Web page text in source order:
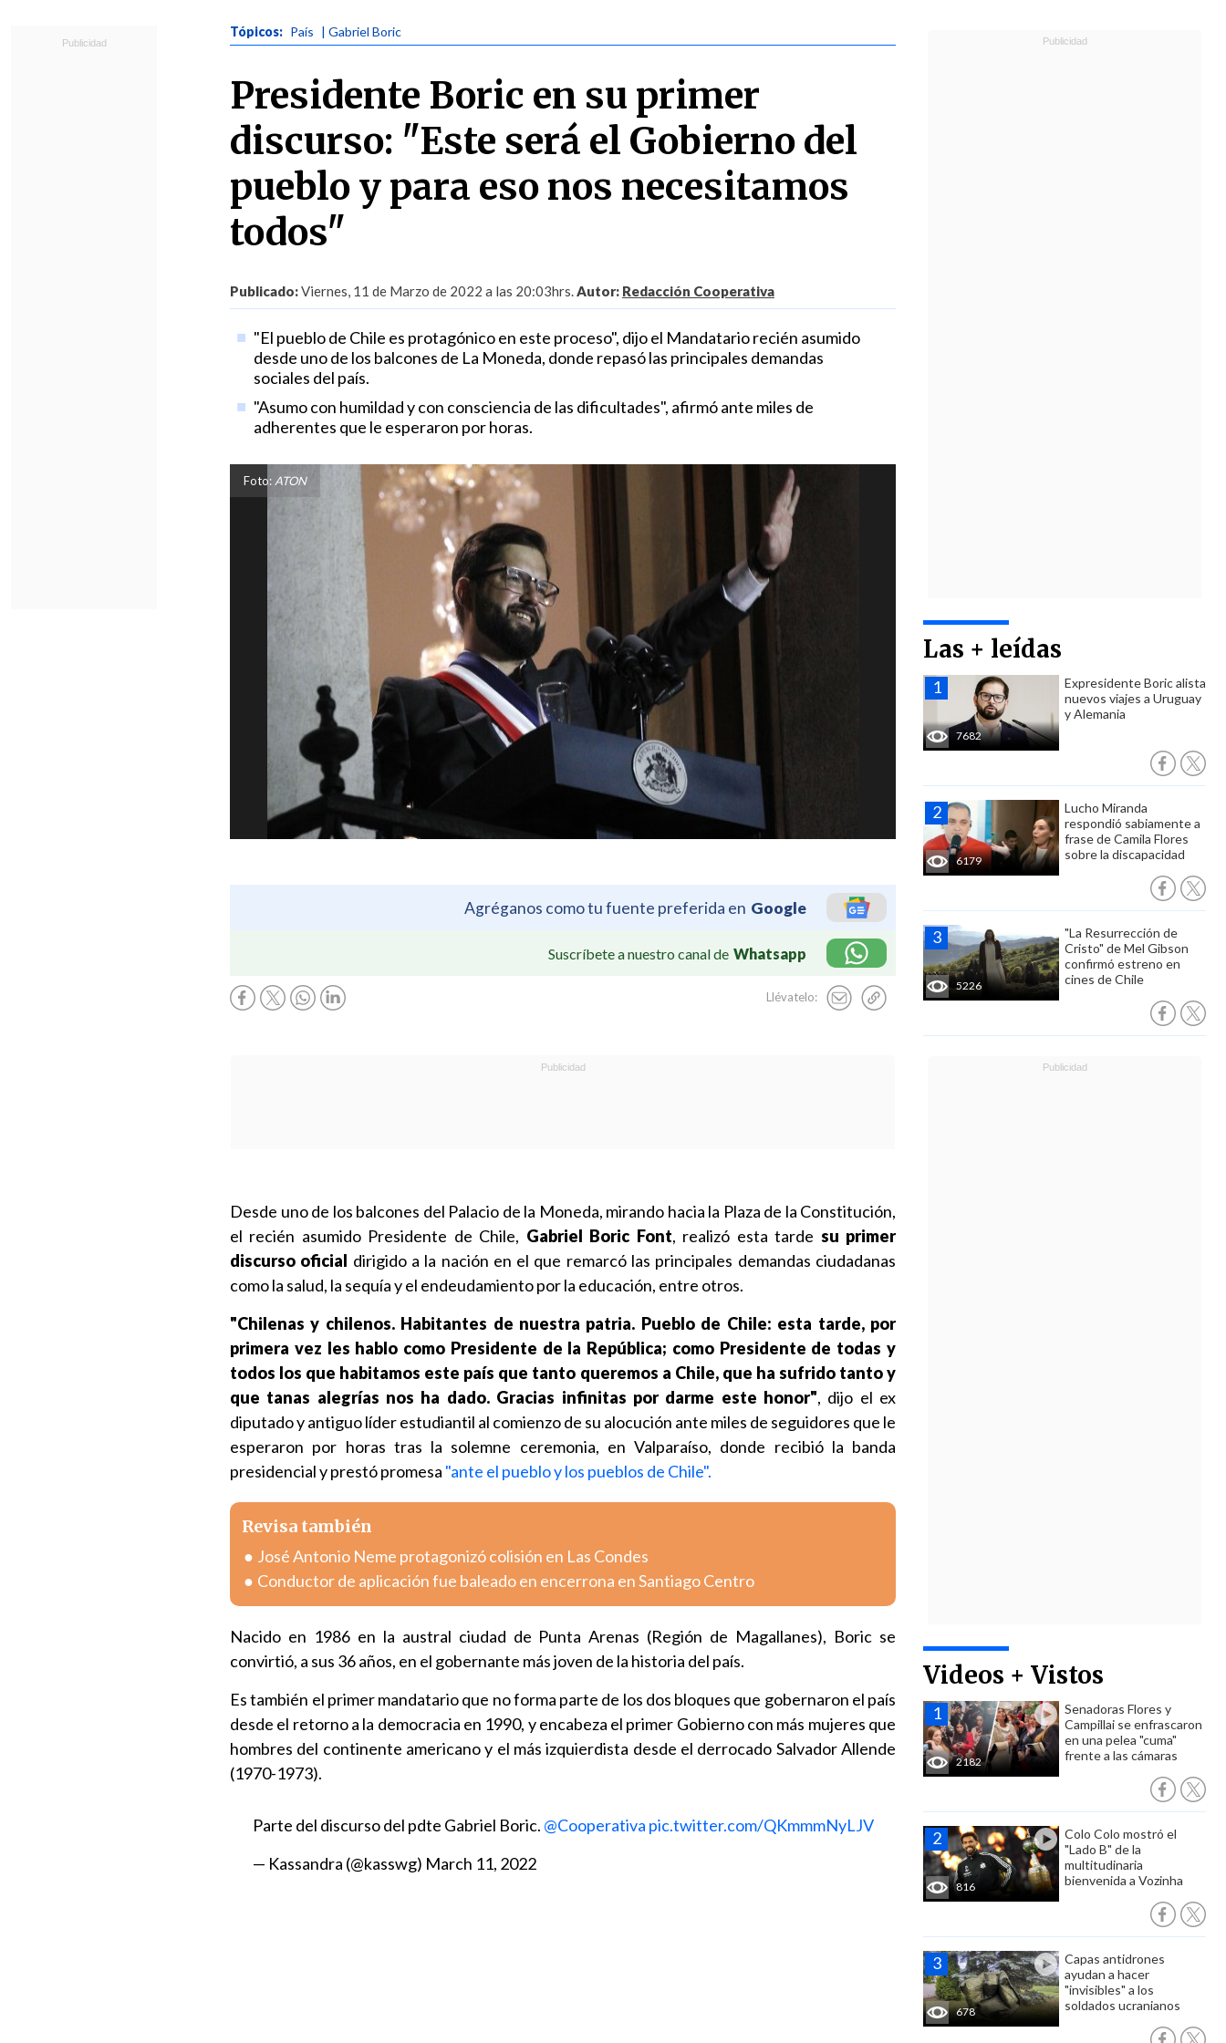
Tópicos: País | Gabriel Boric
Presidente Boric en su primer
discurso: "Este será el Gobierno del
pueblo y para eso nos necesitamos
todos"
Publicado:Viernes, 11 de Marzo de 2022 a las 20:03hrs.Autor: Redacción Cooperativa
"El pueblo de Chile es protagónico en este proceso", dijo el Mandatario recién asumido
desde uno de los balcones de La Moneda, donde repasó las principales demandas
sociales del país.
"Asumo con humildad y con consciencia de las dificultades", afirmó ante miles de
adherentes que le esperaron por horas.
Foto: ATON
Agréganos como tu fuente preferida en Google
Suscríbete a nuestro canal de Whatsapp
Llévatelo:
Las + leídas
7682
Expresidente Boric alista
nuevos viajes a Uruguay
y Alemania
6179
Lucho Miranda
respondió sabiamente a
frase de Camila Flores
sobre la discapacidad
5226
"La Resurrección de
Cristo" de Mel Gibson
confirmó estreno en
cines de Chile
Videos + Vistos
2182
Senadoras Flores y
Campillai se enfrascaron
en una pelea "cuma"
frente a las cámaras
816
Colo Colo mostró el
"Lado B" de la
multitudinaria
bienvenida a Vozinha
678
Capas antidrones
ayudan a hacer
"invisibles" a los
soldados ucranianos
Desde uno de los balcones del Palacio de la Moneda, mirando hacia la Plaza de la Constitución,
el recién asumido Presidente de Chile, Gabriel Boric Font, realizó esta tarde su primer
discurso oficial dirigido a la nación en el que remarcó las principales demandas ciudadanas
como la salud, la sequía y el endeudamiento por la educación, entre otros.
"Chilenas y chilenos. Habitantes de nuestra patria. Pueblo de Chile: esta tarde, por
primera vez les hablo como Presidente de la República; como Presidente de todas y
todos los que habitamos este país que tanto queremos a Chile, que ha sufrido tanto y
que tanas alegrías nos ha dado. Gracias infinitas por darme este honor", dijo el ex
diputado y antiguo líder estudiantil al comienzo de su alocución ante miles de seguidores que le
esperaron por horas tras la solemne ceremonia, en Valparaíso, donde recibió la banda
presidencial y prestó promesa "ante el pueblo y los pueblos de Chile".
Revisa también
José Antonio Neme protagonizó colisión en Las Condes
Conductor de aplicación fue baleado en encerrona en Santiago Centro
Nacido en 1986 en la austral ciudad de Punta Arenas (Región de Magallanes), Boric se
convirtió, a sus 36 años, en el gobernante más joven de la historia del país.
Es también el primer mandatario que no forma parte de los dos bloques que gobernaron el país
desde el retorno a la democracia en 1990, y encabeza el primer Gobierno con más mujeres que
hombres del continente americano y el más izquierdista desde el derrocado Salvador Allende
(1970-1973).
Parte del discurso del pdte Gabriel Boric. @Cooperativa pic.twitter.com/QKmmmNyLJV
— Kassandra (@kasswg) March 11, 2022